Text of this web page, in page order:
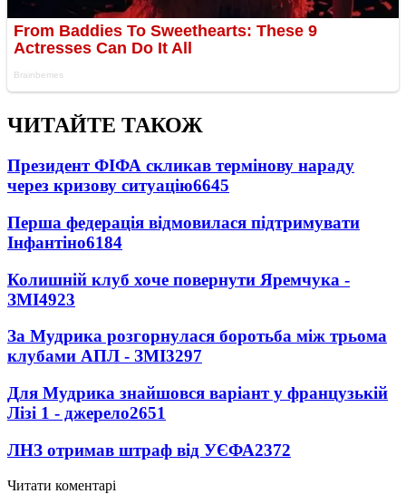
ЧИТАЙТЕ ТАКОЖ
Президент ФІФА скликав термінову нараду
через кризову ситуацію6645
Перша федерація відмовилася підтримувати
Інфантіно6184
Колишній клуб хоче повернути Яремчука -
ЗМІ4923
За Мудрика розгорнулася боротьба між трьома
клубами АПЛ - ЗМІ3297
Для Мудрика знайшовся варіант у французькій
Лізі 1 - джерело2651
ЛНЗ отримав штраф від УЄФА2372
Читати коментарі